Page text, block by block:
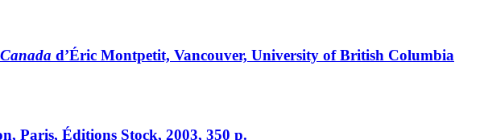
d’Éric Montpetit, Vancouver, University of British Columbia
Paris, Éditions Stock, 2003, 350 p.